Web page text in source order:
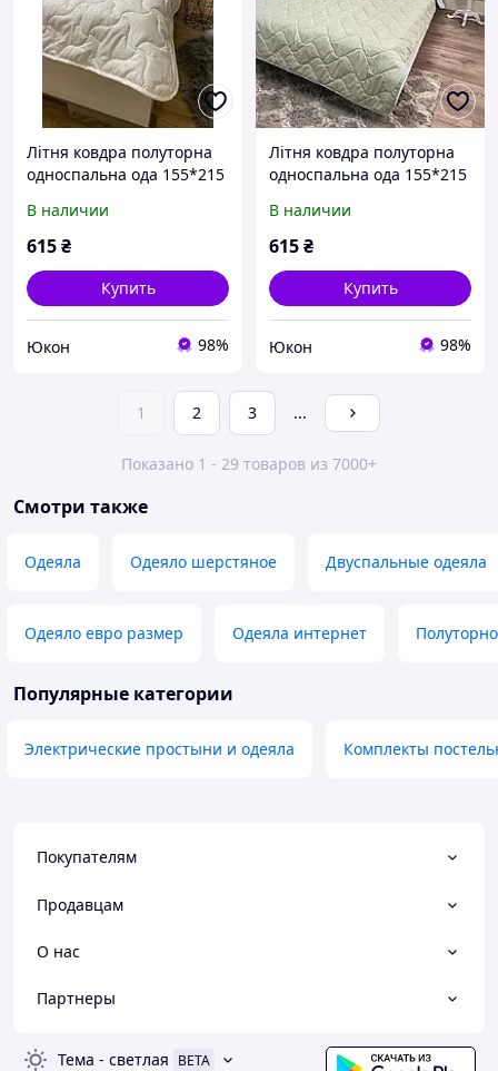
Літня ковдра полуторна
односпальна ода 155*215
В наличии
615₴
Купить
Юкон 98%
Літня ковдра полуторна
односпальна ода 155*215
В наличии
615₴
Купить
Юкон 98%
1 2 3 ...
Показано 1 - 29 товаров из 7000+
Смотри также
Одеяла Одеяло шерстяное Двуспальные одеяла
Одеяло евро размер Одеяла интернет
Популярные категории
Электрические простыни и одеяла Комплекты
Покупателям
Продавцам
О нас
Партнеры
Тема - светлая BETA